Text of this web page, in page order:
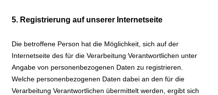
5. Registrierung auf unserer Internetseite
Die betroffene Person hat die Möglichkeit, sich auf der
Internetseite des für die Verarbeitung Verantwortlichen unter
Angabe von personenbezogenen Daten zu registrieren.
Welche personenbezogenen Daten dabei an den für die
Verarbeitung Verantwortlichen übermittelt werden, ergibt sich